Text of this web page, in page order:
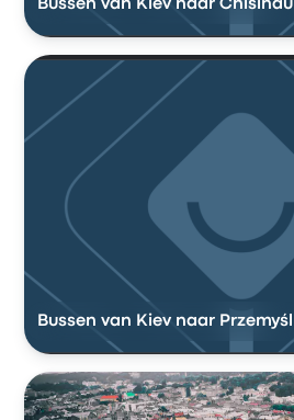
Bussen van Kiev naar Chisinau
Bussen van Kiev naar Przemyśl